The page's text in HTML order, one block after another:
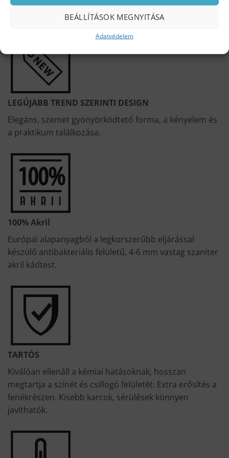
BEÁLLÍTÁSOK MEGNYITÁSA
Adatvédelem
LEGÚJABB TREND SZERINTI DESIGN
Elegáns, szemet gyönyörködtető forma, a kényelem és
a praktikum találkozása.
100% Akril
Európai alapanyagból a legkorszerűbb eljárással
készülő antibakteriális felületű, 4-6 mm vastag szaniter
akril kádtest.
TARTÓS
Kiválóan ellenáll a kémiai hatásoknak, hosszan
megtartja a színét és csillogó felületét. Extra erősítés a
fenékrészen. Kisebb karcok, sérülések könnyen
javíthatók.